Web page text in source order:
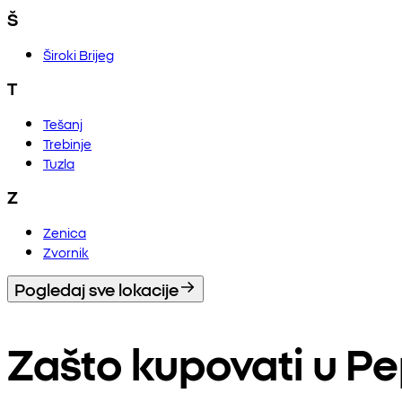
Š
Široki Brijeg
T
Tešanj
Trebinje
Tuzla
Z
Zenica
Zvornik
Pogledaj sve lokacije
Zašto kupovati u